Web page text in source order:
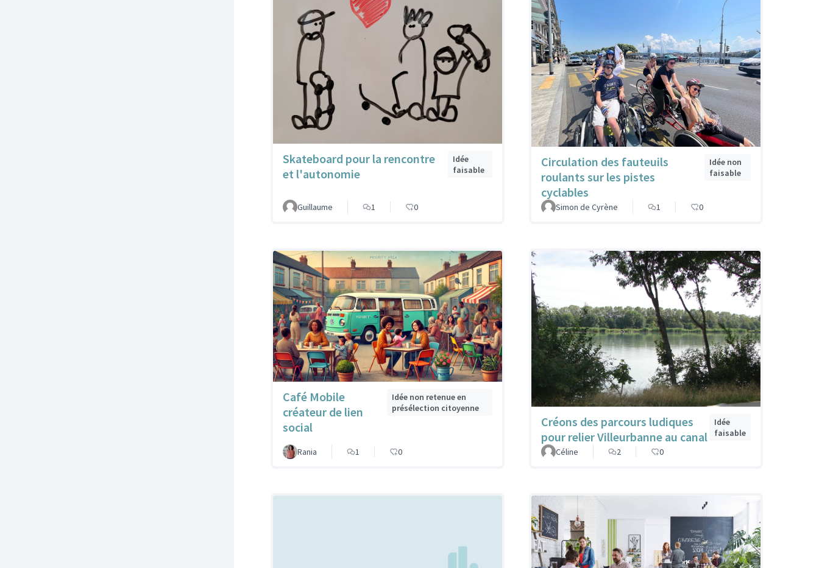
Skateboard pour la rencontre
et l'autonomie
Idée
faisable
Guillaume 1 0
Circulation des fauteuils
roulants sur les pistes
cyclables
Idée non
faisable
Simon de Cyrène 1 0
Café Mobile
créateur de lien
social
Idée non retenue en
présélection citoyenne
Rania 1 0
Créons des parcours ludiques
pour relier Villeurbanne au canal
Idée
faisable
Céline
2 0